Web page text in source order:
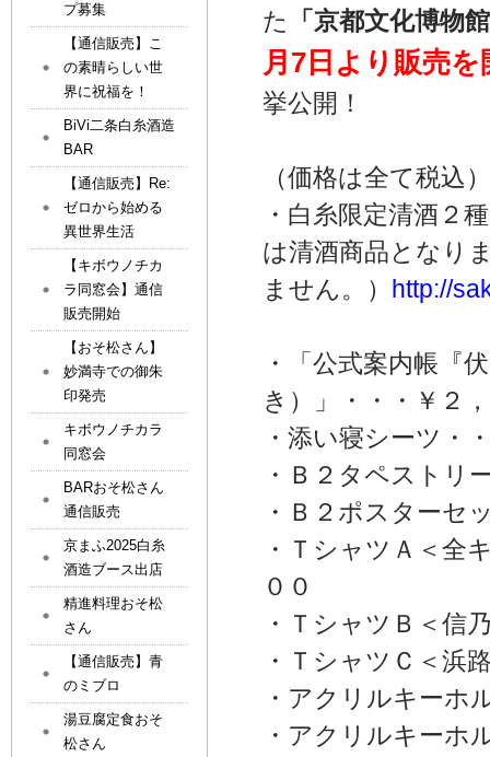
た
「京都文化博物
月7日より販売を
挙公開！
（価格は全て税込）
・白糸限定清酒２
は清酒商品となり
ません。） http://
・「公式案内帳『
き）」・・・￥２
・添い寝シーツ・
・Ｂ２タペストリ
・Ｂ２ポスターセ
・ＴシャツＡ＜全
００
・ＴシャツＢ＜信
・ＴシャツＣ＜浜
・アクリルキーホ
・アクリルキーホ
プ募集
【通信販売】こ
の素晴らしい世
界に祝福を！
BiVi二条白糸酒造
BAR
【通信販売】Re:
ゼロから始める
異世界生活
【キボウノチカ
ラ同窓会】通信
販売開始
【おそ松さん】
妙満寺での御朱
印発売
キボウノチカラ
同窓会
BARおそ松さん
通信販売
京まふ2025白糸
酒造ブース出店
精進料理おそ松
さん
【通信販売】青
のミブロ
湯豆腐定食おそ
松さん